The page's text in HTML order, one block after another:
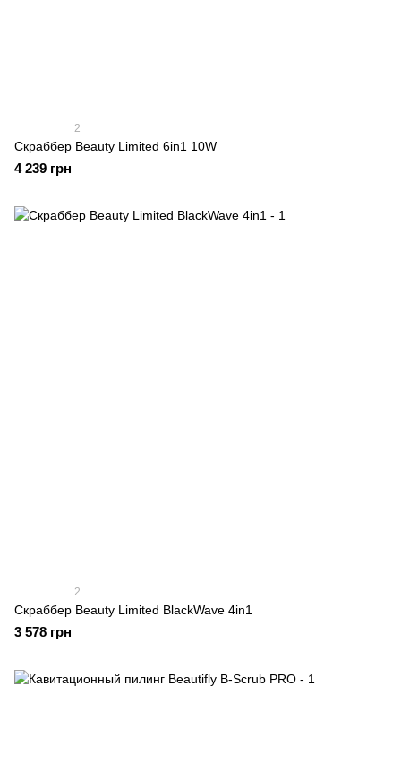
2
Скраббер Beauty Limited 6in1 10W
4 239 грн
2
Скраббер Beauty Limited BlackWave 4in1
3 578 грн